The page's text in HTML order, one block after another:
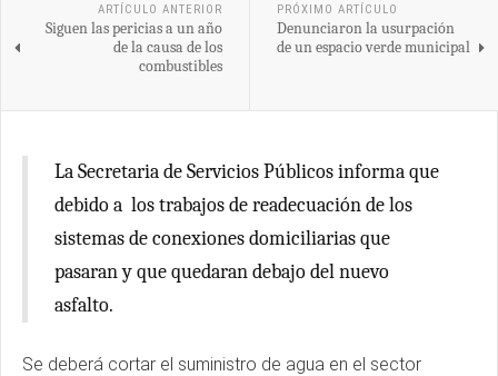
ARTÍCULO ANTERIOR
Siguen las pericias a un año
de la causa de los
combustibles
PRÓXIMO ARTÍCULO
Denunciaron la usurpación
de un espacio verde municipal
La Secretaria de Servicios Públicos informa que
debido a los trabajos de readecuación de los
sistemas de conexiones domiciliarias que
pasaran y que quedaran debajo del nuevo
asfalto.
Se deberá cortar el suministro de agua en el sector